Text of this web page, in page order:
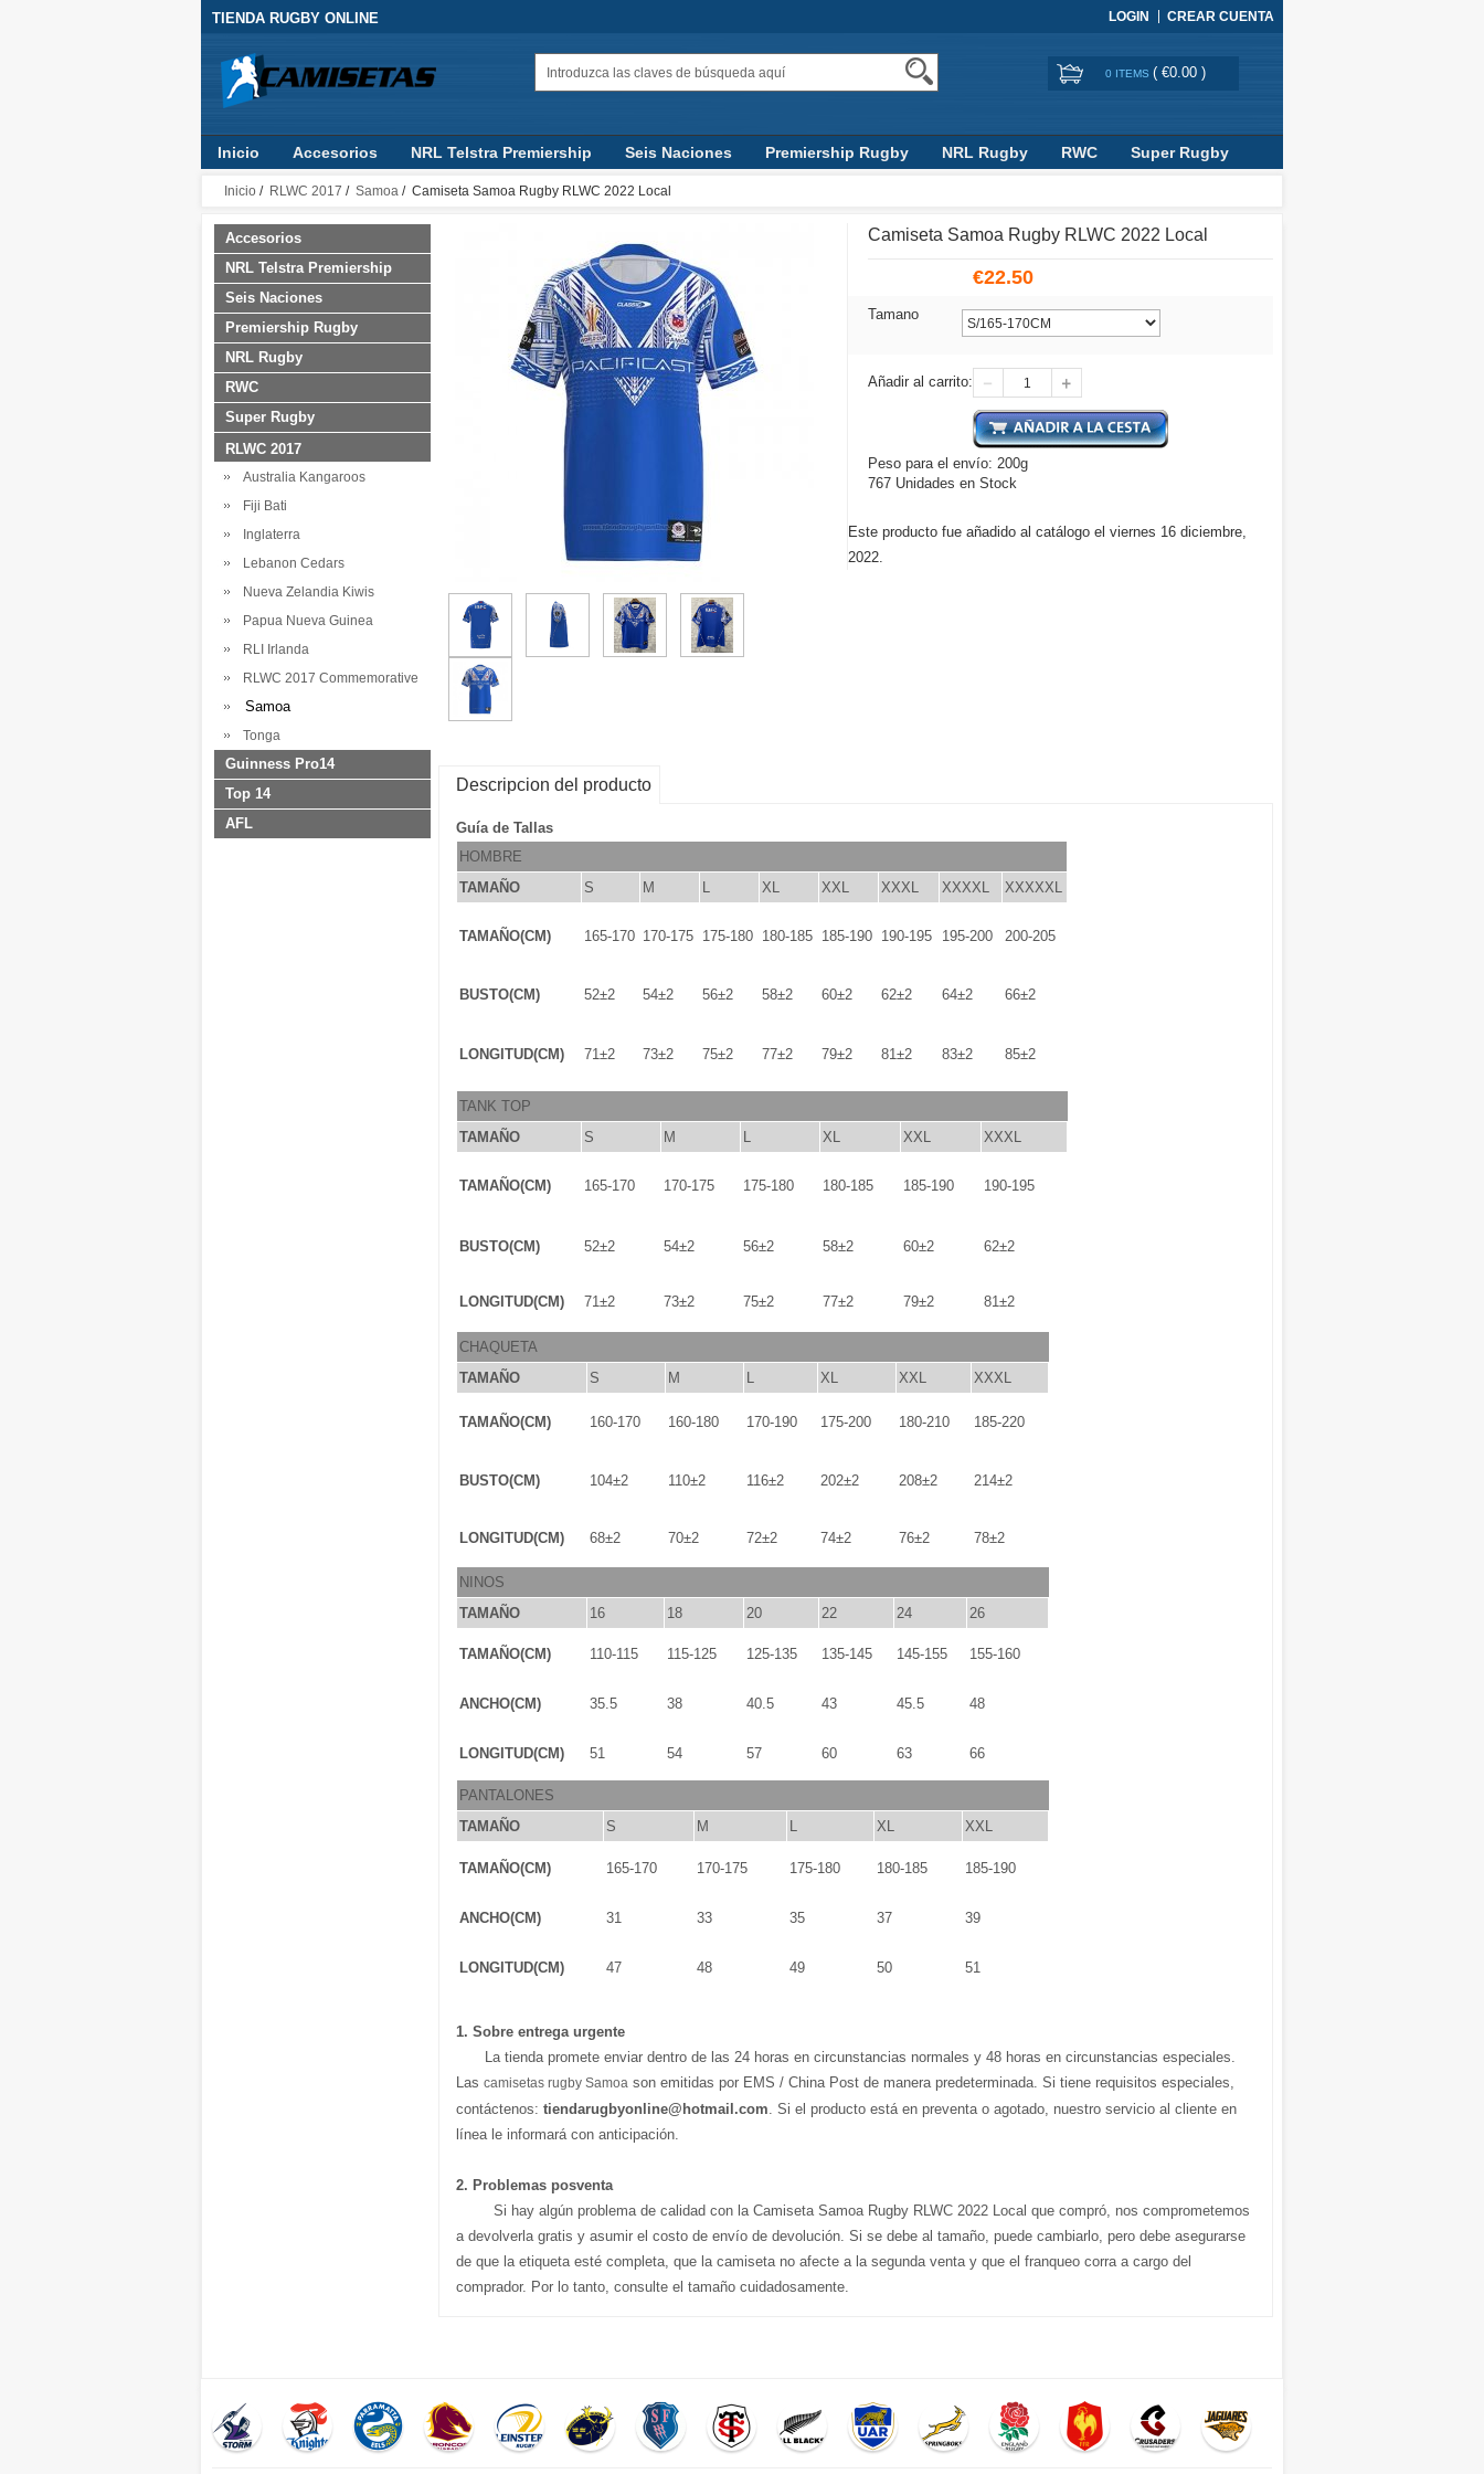
TIENDA RUGBY ONLINE LOGIN CREAR CUENTA
0 ITEMS ( €0.00 )
Inicio Accesorios NRL Telstra Premiership Seis Naciones Premiership Rugby NRL Rugby RWC
Super Rugby
RLWC 2017
Guinness Pro14 Top 14 AFL
Inicio / RLWC 2017 / Samoa / Camiseta Samoa Rugby RLWC 2022 Local
Accesorios
NRL Telstra Premiership
Seis Naciones
Premiership Rugby
NRL Rugby
RWC
Super Rugby
RLWC 2017
Australia Kangaroos
Fiji Bati
Inglaterra
Lebanon Cedars
Nueva Zelandia Kiwis
Papua Nueva Guinea
RLI Irlanda
RLWC 2017 Commemorative
Samoa
Tonga
Guinness Pro14
Top 14
AFL
Camiseta Samoa Rugby RLWC 2022 Local
€22.50
Tamano
Añadir al carrito:
Peso para el envío: 200g
767 Unidades en Stock
Este producto fue añadido al catálogo el viernes 16 diciembre,
2022.
Descripcion del producto
Guía de Tallas
HOMBRE
TAMAÑO
S M L XL XXL XXXL XXXXL XXXXXL
TAMAÑO(CM) 165-170 170-175 175-180 180-185 185-190 190-195 195-200 200-205
BUSTO(CM) 52±2 54±2 56±2 58±2 60±2 62±2 64±2 66±2
LONGITUD(CM) 71±2 73±2 75±2 77±2 79±2 81±2 83±2 85±2
TANK TOP
TAMAÑO
S M L XL XXL XXXL
TAMAÑO(CM) 165-170 170-175 175-180 180-185 185-190 190-195
BUSTO(CM) 52±2 54±2 56±2 58±2 60±2 62±2
LONGITUD(CM) 71±2 73±2 75±2 77±2 79±2 81±2
CHAQUETA
TAMAÑO
S M L XL XXL XXXL
TAMAÑO(CM) 160-170 160-180 170-190 175-200 180-210 185-220
BUSTO(CM) 104±2 110±2 116±2 202±2 208±2 214±2
LONGITUD(CM) 68±2 70±2 72±2 74±2 76±2 78±2
NINOS
TAMAÑO
16 18 20 22 24 26
TAMAÑO(CM) 110-115 115-125 125-135 135-145 145-155 155-160
ANCHO(CM) 35.5 38 40.5 43 45.5 48
LONGITUD(CM) 51 54 57 60 63 66
PANTALONES
TAMAÑO
S M L XL XXL
TAMAÑO(CM) 165-170 170-175 175-180 180-185 185-190
ANCHO(CM) 31 33 35 37 39
LONGITUD(CM) 47 48 49 50 51
1. Sobre entrega urgente
La tienda promete enviar dentro de las 24 horas en circunstancias normales y 48 horas en circunstancias especiales.
Las camisetas rugby Samoa son emitidas por EMS / China Post de manera predeterminada. Si tiene requisitos especiales,
contáctenos: tiendarugbyonline@hotmail.com. Si el producto está en preventa o agotado, nuestro servicio al cliente en
línea le informará con anticipación.
2. Problemas posventa
Si hay algún problema de calidad con la Camiseta Samoa Rugby RLWC 2022 Local que compró, nos comprometemos
a devolverla gratis y asumir el costo de envío de devolución. Si se debe al tamaño, puede cambiarlo, pero debe asegurarse
de que la etiqueta esté completa, que la camiseta no afecte a la segunda venta y que el franqueo corra a cargo del
comprador. Por lo tanto, consulte el tamaño cuidadosamente.